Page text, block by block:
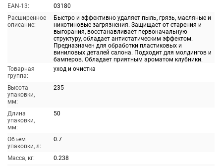
EAN-13:
03180
Расширенное
описание:
Быстро и эффективно удаляет пыль, грязь, масляные и
никотиновые загрязнения. Защищает от старения и
выгорания, восстанавливает первоначальную
структуру, обладает антистатическим эффектом.
Предназначен для обработки пластиковых и
виниловых деталей салона. Подходит для молдингов и
бамперов. Обладает приятным ароматом клубники.
Товарная
группа:
уход и очистка
Высота
упаковки,
мм:
235
Длина
упаковки,
мм:
50
Объем
упаковки, л:
0.7
Масса, кг:
0.238